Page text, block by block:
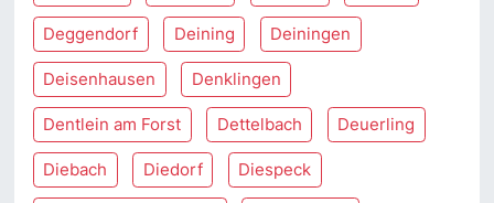
Deggendorf Deining Deiningen
Deisenhausen Denklingen
Dentlein am Forst Dettelbach Deuerling
Diebach Diedorf Diespeck